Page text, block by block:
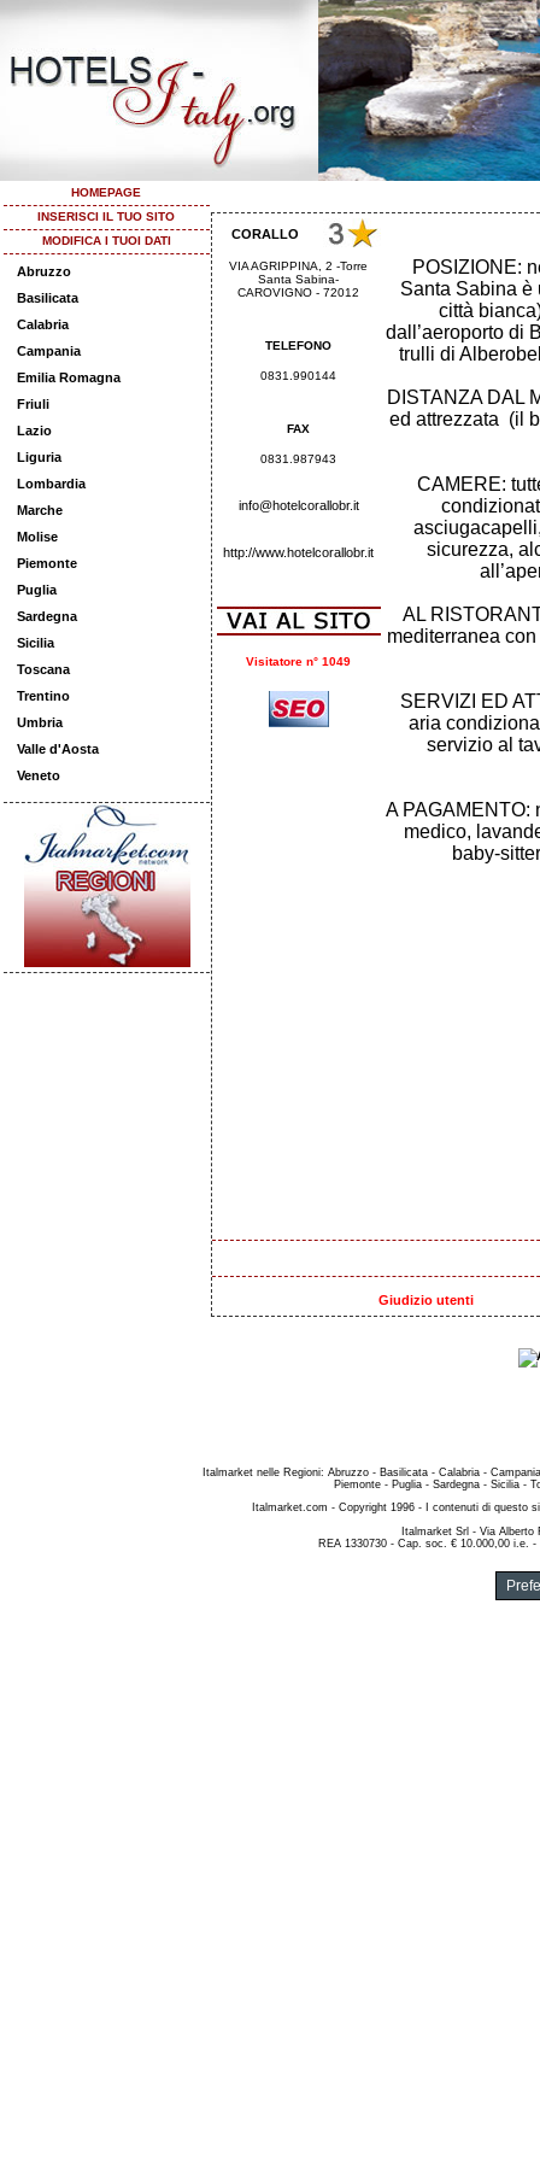
HOMEPAGE
INSERISCI IL TUO SITO
MODIFICA I TUOI DATI
Abruzzo
Basilicata
Calabria
Campania
Emilia Romagna
Friuli
Lazio
Liguria
Lombardia
Marche
Molise
Piemonte
Puglia
Sardegna
Sicilia
Toscana
Trentino
Umbria
Valle d'Aosta
Veneto
CORALLO
VIA AGRIPPINA, 2 -Torre
Santa Sabina-
CAROVIGNO - 72012
TELEFONO
0831.990144
FAX
0831.987943
info@hotelcorallobr.it
http://www.hotelcorallobr.it
Visitatore n° 1049
POSIZIONE:
Santa Sabina è
città
dall’aeroporto di
trulli di
DISTANZA DAL
ed attrezzata (il
CAMERE:
sicurezza,
AL
mediterranea
SERVIZI ED
aria
servizio al
A PAGAMENTO:
medico,
baby-
Giudizio utenti
Italmarket nelle Regioni: Abruzzo - Basilicata - Calabria - Campania
Piemonte - Puglia -Sardegna -Sicilia -
Italmarket.com - Copyright 1996 - I contenuti di questo
Italmarket Srl - Via Alberto
REA 1330730 - Cap. soc. € 10.000,00 i.e.